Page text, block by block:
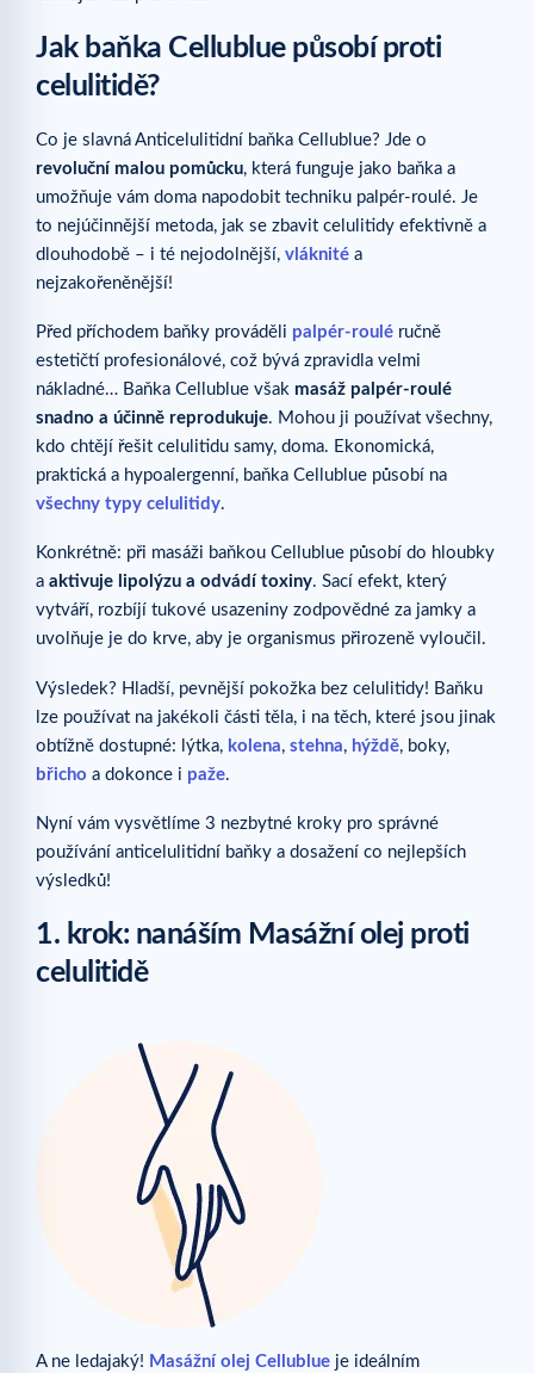
Jak baňka Cellublue působí proti
celulitidě?
Co je slavná Anticelulitidní baňka Cellublue? Jde o
revoluční malou pomůcku, která funguje jako baňka a
umožňuje vám doma napodobit techniku palpér-roulé. Je
to nejúčinnější metoda, jak se zbavit celulitidy efektivně a
dlouhodobě – i té nejodolnější, vláknité a
nejzakořeněnější!
Před příchodem baňky prováděli palpér-roulé ručně
estetičtí profesionálové, což bývá zpravidla velmi
nákladné… Baňka Cellublue však masáž palpér-roulé
snadno a účinně reprodukuje. Mohou ji používat všechny,
kdo chtějí řešit celulitidu samy, doma. Ekonomická,
praktická a hypoalergenní, baňka Cellublue působí na
všechny typy celulitidy.
Konkrétně: při masáži baňkou Cellublue působí do hloubky
a aktivuje lipolýzu a odvádí toxiny. Sací efekt, který
vytváří, rozbíjí tukové usazeniny zodpovědné za jamky a
uvolňuje je do krve, aby je organismus přirozeně vyloučil.
Výsledek? Hladší, pevnější pokožka bez celulitidy! Baňku
lze používat na jakékoli části těla, i na těch, které jsou jinak
obtížně dostupné: lýtka, kolena, stehna, hýždě, boky,
břicho a dokonce i paže.
Nyní vám vysvětlíme 3 nezbytné kroky pro správné
používání anticelulitidní baňky a dosažení co nejlepších
výsledků!
1. krok: nanáším Masážní olej proti
celulitidě
A ne ledajaký! Masážní olej Cellublue je ideálním